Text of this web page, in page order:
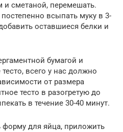
сметаной, перемешать.
всыпать муку в 3-
оставшиеся белки и
бумагой и
всего у нас должно
от размера
тесто в разогретую до
в течение 30-40 минут.
форму для яйца, приложить